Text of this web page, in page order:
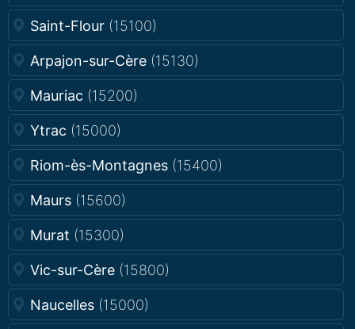
Saint-Flour (15100)
Arpajon-sur-Cère (15130)
Mauriac (15200)
Ytrac (15000)
Riom-ès-Montagnes (15400)
Maurs (15600)
Murat (15300)
Vic-sur-Cère (15800)
Naucelles (15000)